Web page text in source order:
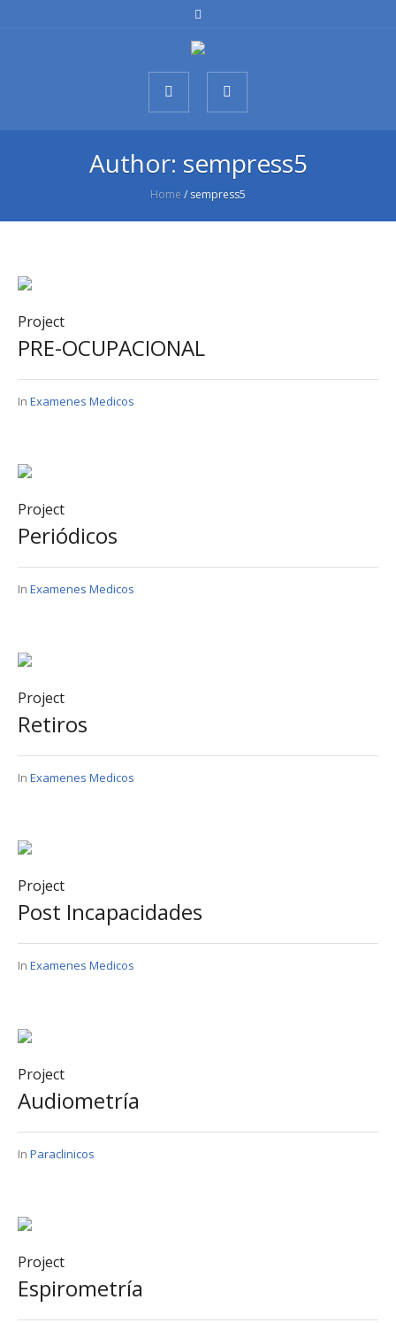
Author: sempress5
Home / sempress5
Project
PRE-OCUPACIONAL
In Examenes Medicos
Project
Periódicos
In Examenes Medicos
Project
Retiros
In Examenes Medicos
Project
Post Incapacidades
In Examenes Medicos
Project
Audiometría
In Paraclinicos
Project
Espirometría